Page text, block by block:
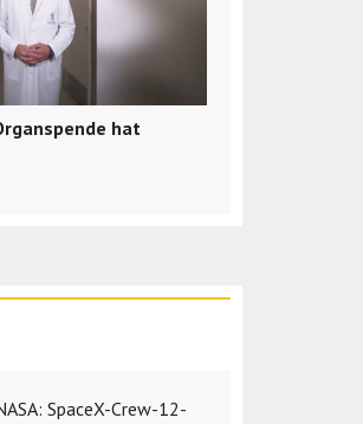
hat
SpaceX-Crew-12-